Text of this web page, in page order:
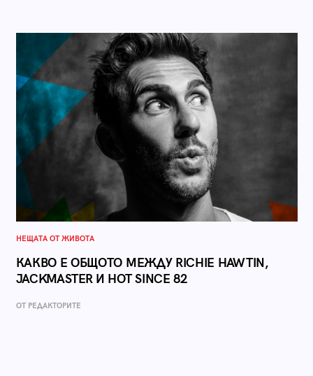
НЕЩАТА ОТ ЖИВОТА
КАКВО Е ОБЩОТО МЕЖДУ RICHIE HAWTIN,
JACKMASTER И HOT SINCE 82
ОТ РЕДАКТОРИТЕ